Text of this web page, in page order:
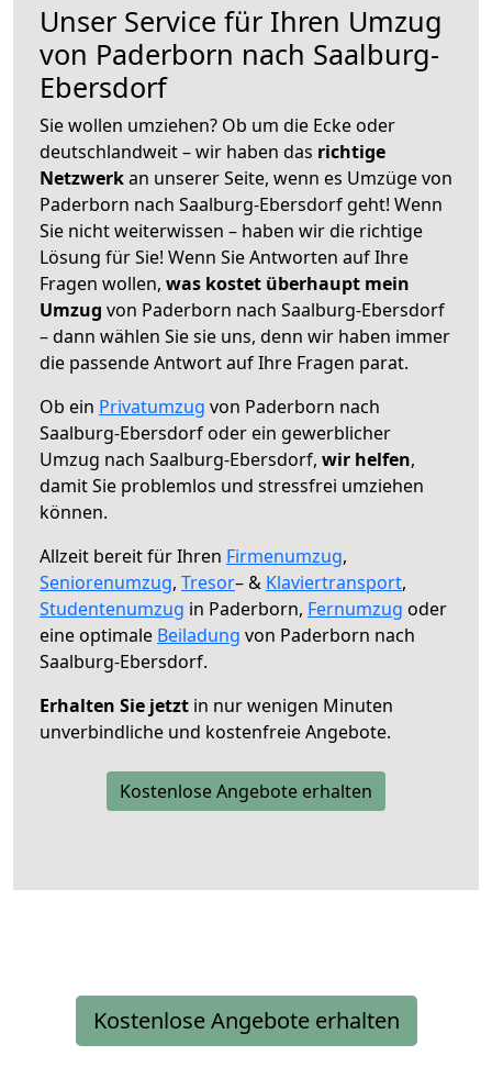
Unser Service für Ihren Umzug
von Paderborn nach Saalburg-
Ebersdorf
Sie wollen umziehen? Ob um die Ecke oder
deutschlandweit – wir haben das richtige
Netzwerkan unserer Seite, wenn es Umzüge von
Paderborn nach Saalburg-Ebersdorf geht! Wenn
Sie nicht weiterwissen – haben wir die richtige
Lösung für Sie! Wenn Sie Antworten auf Ihre
Fragen wollen, was kostet überhaupt mein
Umzug von Paderborn nach Saalburg-Ebersdorf
– dann wählen Sie sie uns, denn wir haben immer
die passende Antwort auf Ihre Fragen parat.
Ob ein Privatumzug von Paderborn nach
Saalburg-Ebersdorf oder ein gewerblicher
Umzug nach Saalburg-Ebersdorf, wir helfen,
damit Sie problemlos und stressfrei umziehen
können.
Allzeit bereit für Ihren Firmenumzug,
Seniorenumzug, Tresor– & Klaviertransport,
Studentenumzug in Paderborn, Fernumzug oder
eine optimale Beiladung von Paderborn nach
Saalburg-Ebersdorf.
Erhalten Sie jetzt in nur wenigen Minuten
unverbindliche und kostenfreie Angebote.
Kostenlose Angebote erhalten
Kostenlose Angebote erhalten